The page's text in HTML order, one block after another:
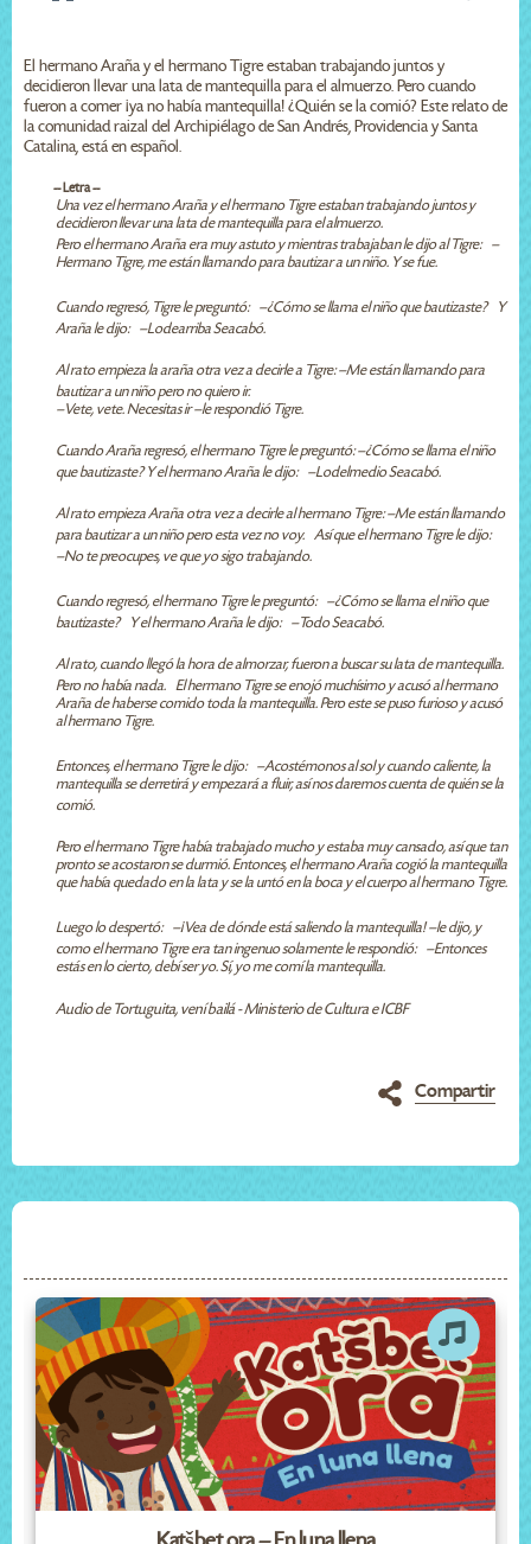
El hermano Araña y el hermano Tigre estaban trabajando juntos y
decidieron llevar una lata de mantequilla para el almuerzo. Pero cuando
fueron a comer ¡ya no había mantequilla! ¿Quién se la comió? Este relato de
la comunidad raizal del Archipiélago de San Andrés, Providencia y Santa
Catalina, está en español.
-- Letra --
Una vez el hermano Araña y el hermano Tigre estaban trabajando juntos y
decidieron llevar una lata de mantequilla para el almuerzo.
Pero el hermano Araña era muy astuto y mientras trabajaban le dijo al Tigre: —
Hermano Tigre, me están llamando para bautizar a un niño. Y se fue.
Cuando regresó, Tigre le preguntó: —¿Cómo se llama el niño que bautizaste? Y
Araña le dijo: —Lodearriba Seacabó.
Al rato empieza la araña otra vez a decirle a Tigre: —Me están llamando para
bautizar a un niño pero no quiero ir.
—Vete, vete. Necesitas ir –le respondió Tigre.
Cuando Araña regresó, el hermano Tigre le preguntó: —¿Cómo se llama el niño
que bautizaste? Y el hermano Araña le dijo: —Lodelmedio Seacabó.
Al rato empieza Araña otra vez a decirle al hermano Tigre: —Me están llamando
para bautizar a un niño pero esta vez no voy. Así que el hermano Tigre le dijo:
—No te preocupes, ve que yo sigo trabajando.
Cuando regresó, el hermano Tigre le preguntó: —¿Cómo se llama el niño que
bautizaste? Y el hermano Araña le dijo: —Todo Seacabó.
Al rato, cuando llegó la hora de almorzar, fueron a buscar su lata de mantequilla.
Pero no había nada. El hermano Tigre se enojó muchísimo y acusó al hermano
Araña de haberse comido toda la mantequilla. Pero este se puso furioso y acusó
al hermano Tigre.
Entonces, el hermano Tigre le dijo: —Acostémonos al sol y cuando caliente, la
mantequilla se derretirá y empezará a fluir, así nos daremos cuenta de quién se la
comió.
Pero el hermano Tigre había trabajado mucho y estaba muy cansado, así que tan
pronto se acostaron se durmió. Entonces, el hermano Araña cogió la mantequilla
que había quedado en la lata y se la untó en la boca y el cuerpo al hermano Tigre.
Luego lo despertó: —¡Vea de dónde está saliendo la mantequilla! –le dijo, y
como el hermano Tigre era tan ingenuo solamente le respondió: —Entonces
estás en lo cierto, debí ser yo. Sí, yo me comí la mantequilla.
Audio de Tortuguita, vení bailá - Ministerio de Cultura e ICBF
Compartir